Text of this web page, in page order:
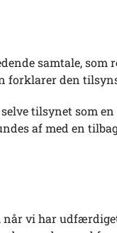
samtale, som
den
tilsynet som
af med en
når vi har